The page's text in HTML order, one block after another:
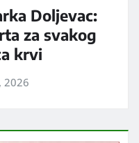
Doljevac:
za svakog
krvi
2026